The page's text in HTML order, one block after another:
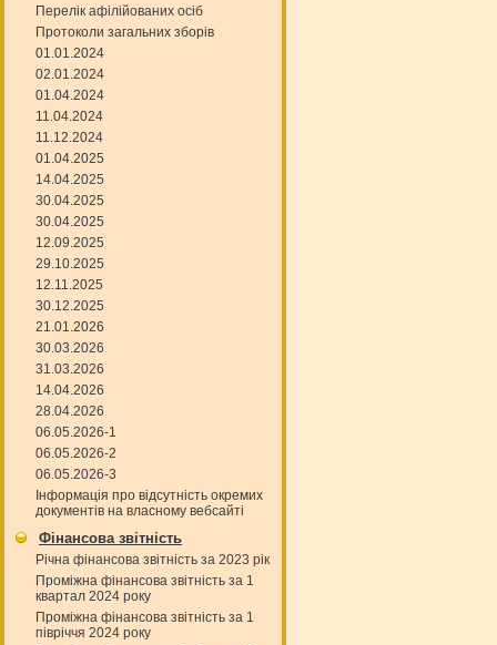
Перелік афілійованих осіб
Протоколи загальних зборів
01.01.2024
02.01.2024
01.04.2024
11.04.2024
11.12.2024
01.04.2025
14.04.2025
30.04.2025
30.04.2025
12.09.2025
29.10.2025
12.11.2025
30.12.2025
21.01.2026
30.03.2026
31.03.2026
14.04.2026
28.04.2026
06.05.2026-1
06.05.2026-2
06.05.2026-3
Інформація про відсутність окремих
документів на власному вебсайті
Фінансова звітність
Річна фінансова звітність за 2023 рік
Проміжна фінансова звітність за 1
квартал 2024 року
Проміжна фінансова звітність за 1
півріччя 2024 року